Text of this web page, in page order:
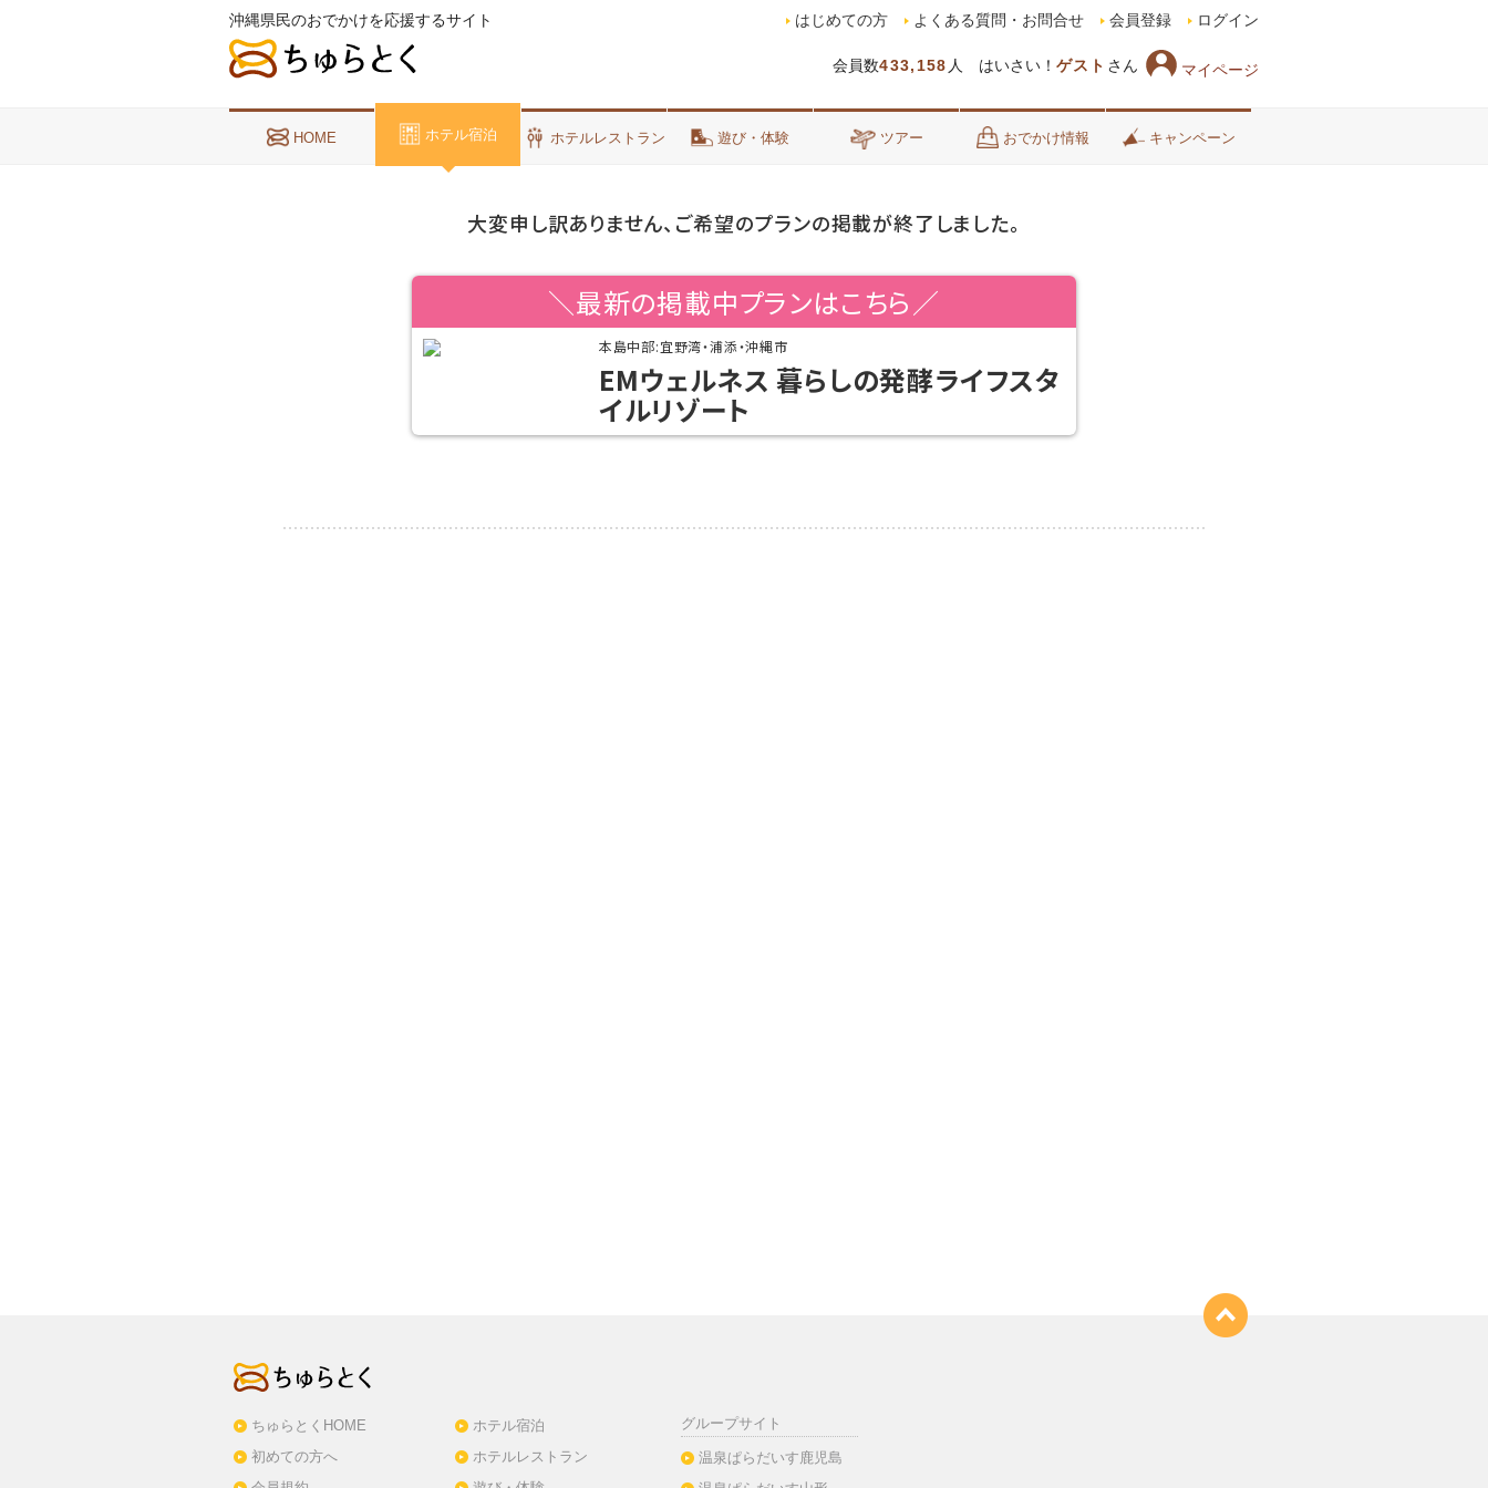
沖縄県民のおでかけを応援するサイト
会員数433,158 人 はいさい！ ゲスト さん マイページ
はじめての方 よくある質問・お問合せ 会員登録 ログイン
HOME ホテル宿泊 ホテルレストラン 遊び・体験 ツアー おでかけ情報 キャンペーン
大変申し訳ありません、ご希望のプランの掲載が終了しました。
＼最新の掲載中プランはこちら／
本島中部:宜野湾・浦添・沖縄市
EMウェルネス 暮らしの発酵ライフスタ
イルリゾート
ちゅらとくHOME
初めての方へ
ホテル宿泊
ホテルレストラン
グループサイト
温泉ぱらだいす鹿児島